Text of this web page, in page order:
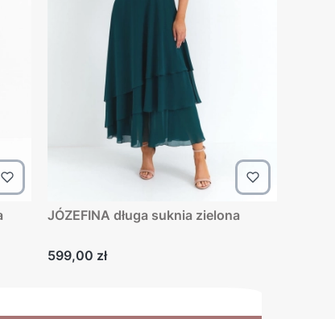
JÓZEFINA długa suknia zielona
Cena
599,00 zł